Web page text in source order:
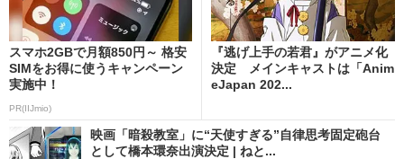
スマホ2GBで月額850円～ 格安
SIMをお得に使うキャンペーン
実施中！
PR(IIJmio)
『逃げ上手の若君』がアニメ化
決定 メインキャストは「Anim
eJapan 202...
映画「暗殺教室」に“天使すぎる”自律思考固定砲台
として橋本環奈出演決定 | ねと...